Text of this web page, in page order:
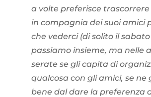
a volte preferisce
in compagnia dei suoi amici
che vederci (di solito il
passiamo insieme, ma nelle
serate se gli capita di
qualcosa con gli amici, se ne
bene dal dare la preferenza